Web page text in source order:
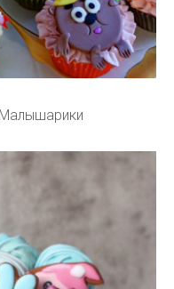
Малышарики